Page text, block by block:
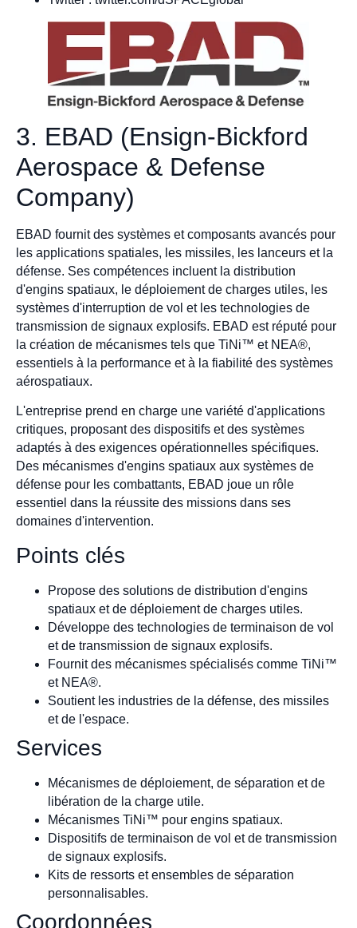
3. EBAD (Ensign-Bickford
Aerospace & Defense
Company)
EBAD fournit des systèmes et composants avancés pour
les applications spatiales, les missiles, les lanceurs et la
défense. Ses compétences incluent la distribution
d'engins spatiaux, le déploiement de charges utiles, les
systèmes d'interruption de vol et les technologies de
transmission de signaux explosifs. EBAD est réputé pour
la création de mécanismes tels que TiNi™ et NEA®,
essentiels à la performance et à la fiabilité des systèmes
aérospatiaux.
L'entreprise prend en charge une variété d'applications
critiques, proposant des dispositifs et des systèmes
adaptés à des exigences opérationnelles spécifiques.
Des mécanismes d'engins spatiaux aux systèmes de
défense pour les combattants, EBAD joue un rôle
essentiel dans la réussite des missions dans ses
domaines d'intervention.
Points clés
Propose des solutions de distribution d'engins
spatiaux et de déploiement de charges utiles.
Développe des technologies de terminaison de vol
et de transmission de signaux explosifs.
Fournit des mécanismes spécialisés comme TiNi™
et NEA®.
Soutient les industries de la défense, des missiles
et de l'espace.
Services
Mécanismes de déploiement, de séparation et de
libération de la charge utile.
Mécanismes TiNi™ pour engins spatiaux.
Dispositifs de terminaison de vol et de transmission
de signaux explosifs.
Kits de ressorts et ensembles de séparation
personnalisables.
Coordonnées